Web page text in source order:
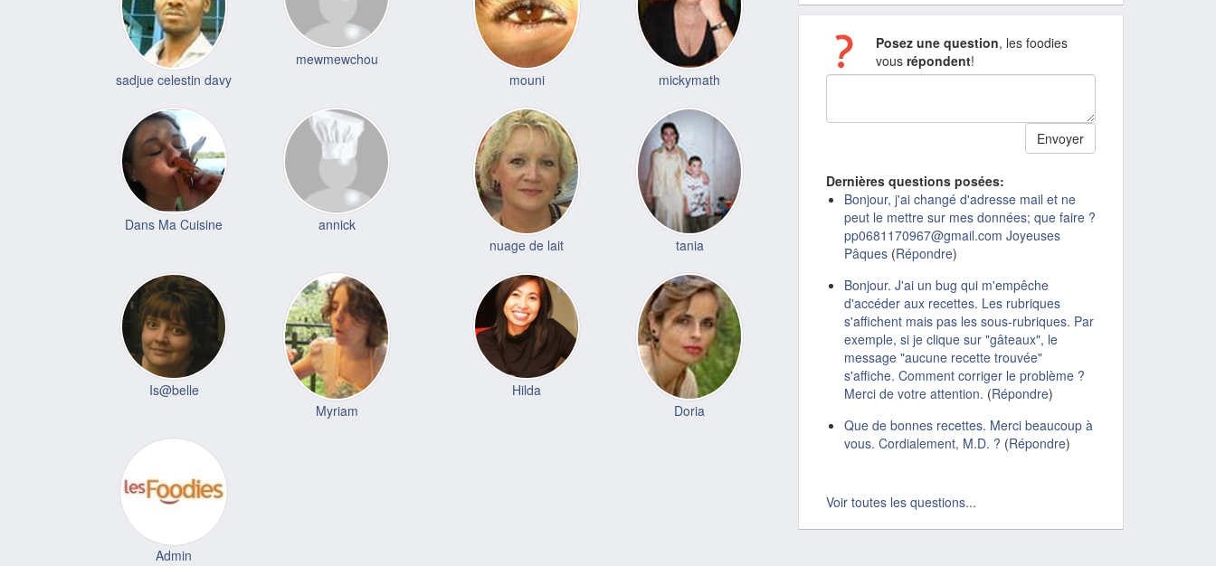
sadjue celestin davy
mewmewchou
mouni
mickymath
Dans Ma Cuisine
annick
nuage de lait
tania
Is@belle
Myriam
Hilda
Doria
Admin
Posez une question, les foodies
vous répondent!
Dernières questions posées:
Bonjour, j'ai changé d'adresse mail et ne
peut le mettre sur mes données; que faire ?
pp0681170967@gmail.com Joyeuses
Pâques (Répondre)
Bonjour. J'ai un bug qui m'empêche
d'accéder aux recettes. Les rubriques
s'affichent mais pas les sous-rubriques. Par
exemple, si je clique sur "gâteaux", le
message "aucune recette trouvée"
s'affiche. Comment corriger le problème ?
Merci de votre attention. (Répondre)
Que de bonnes recettes. Merci beaucoup à
vous. Cordialement, M.D. ? (Répondre)
Voir toutes les questions...